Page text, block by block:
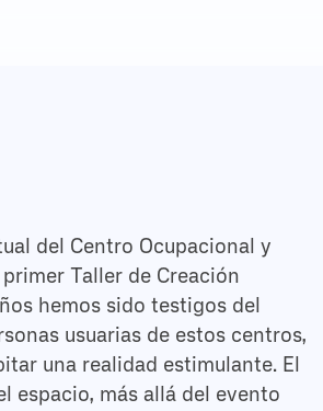
del Centro Ocupacional y
Taller de Creación
hemos sido testigos del
usuarias de estos centros,
una realidad estimulante. El
espacio, más allá del evento